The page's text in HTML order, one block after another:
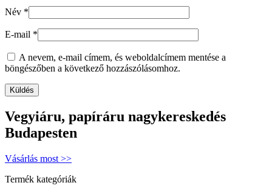
Név *
E-mail *
A nevem, e-mail címem, és weboldalcímem mentése a
böngészőben a következő hozzászólásomhoz.
Vegyiáru, papíráru nagykereskedés
Budapesten
Vásárlás most >>
Termék kategóriák